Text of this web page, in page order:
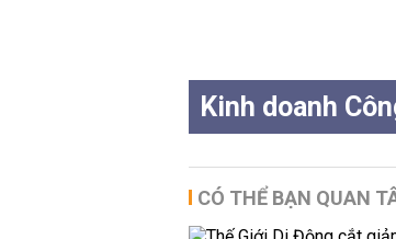
Kinh doanh
CÓ THỂ BẠN QUAN